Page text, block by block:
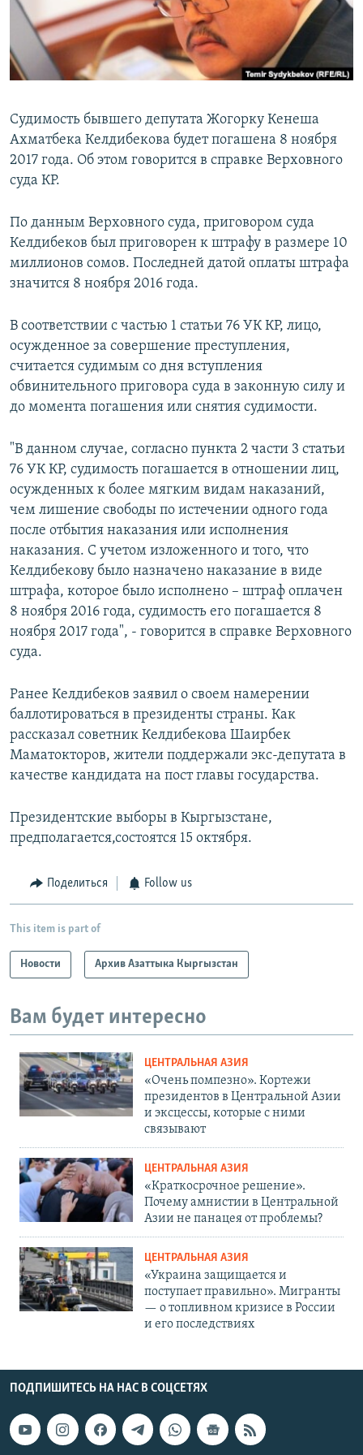
Судимость бывшего депутата Жогорку Кенеша
Ахматбека Келдибекова будет погашена 8 ноября
2017 года. Об этом говорится в справке Верховного
суда КР.
По данным Верховного суда, приговором суда
Келдибеков был приговорен к штрафу в размере 10
миллионов сомов. Последней датой оплаты штрафа
значится 8 ноября 2016 года.
В соответствии с частью 1 статьи 76 УК КР, лицо,
осужденное за совершение преступления,
считается судимым со дня вступления
обвинительного приговора суда в законную силу и
до момента погашения или снятия судимости.
"В данном случае, согласно пункта 2 части 3 статьи
76 УК КР, судимость погашается в отношении лиц,
осужденных к более мягким видам наказаний,
чем лишение свободы по истечении одного года
после отбытия наказания или исполнения
наказания. С учетом изложенного и того, что
Келдибекову было назначено наказание в виде
штрафа, которое было исполнено – штраф оплачен
8 ноября 2016 года, судимость его погашается 8
ноября 2017 года", - говорится в справке Верховного
суда.
Ранее Келдибеков заявил о своем намерении
баллотироваться в президенты страны. Как
рассказал советник Келдибекова Шаирбек
Маматокторов, жители поддержали экс-депутата в
качестве кандидата на пост главы государства.
Президентские выборы в Кыргызстане,
предполагается,состоятся 15 октября.
Поделиться Follow us
This item is part of
Новости Архив Азаттыка Кыргызстан
Вам будет интересно
ЦЕНТРАЛЬНАЯ АЗИЯ
«Очень помпезно». Кортежи
президентов в Центральной Азии
и эксцессы, которые с ними
связывают
ЦЕНТРАЛЬНАЯ АЗИЯ
«Краткосрочное решение».
Почему амнистии в Центральной
Азии не панацея от проблемы?
ЦЕНТРАЛЬНАЯ АЗИЯ
«Украина защищается и
поступает правильно». Мигранты
— о топливном кризисе в России
и его последствиях
ПОДПИШИТЕСЬ НА НАС В СОЦСЕТЯХ